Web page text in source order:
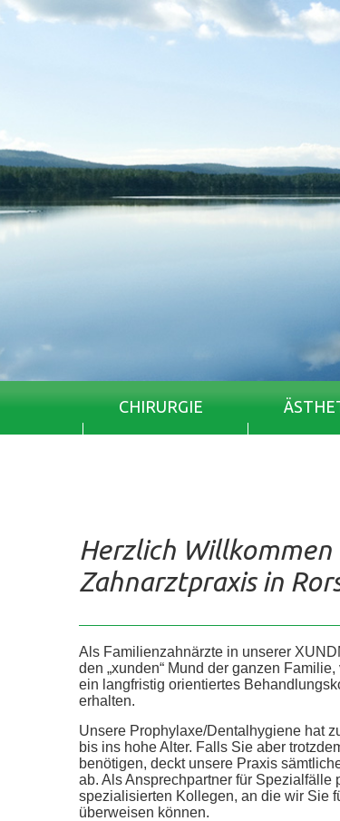
CHIRURGIE
Herzlich Willkommen
Zahnarztpraxis in
Als Familienzahnärzte in unserer
den „xunden“ Mund der ganzen
ein langfristig orientiertes
erhalten.
Unsere Prophylaxe/Dentalhygiene hat
bis ins hohe Alter. Falls Sie aber
benötigen, deckt unsere Praxis
ab. Als Ansprechpartner für Spezialfälle
spezialisierten Kollegen, an die wir Sie
überweisen können.